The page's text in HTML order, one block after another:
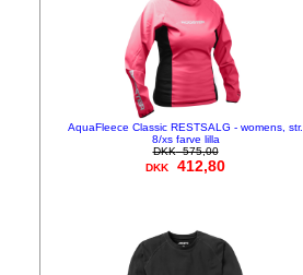
AquaFleece Classic RESTSALG - womens, str.
8/xs farve lilla
DKK575,00
DKK
412,80